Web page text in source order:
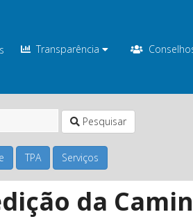
Transparência
Pesquisar
TPA Serviços
da